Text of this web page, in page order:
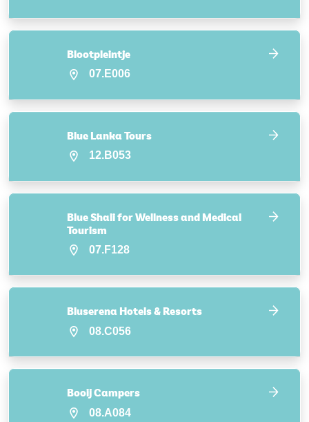
Blootpleintje
07.E006
Blue Lanka Tours
12.B053
Blue Shali for Wellness and Medical
Tourism
07.F128
Bluserena Hotels & Resorts
08.C056
Booij Campers
08.A084